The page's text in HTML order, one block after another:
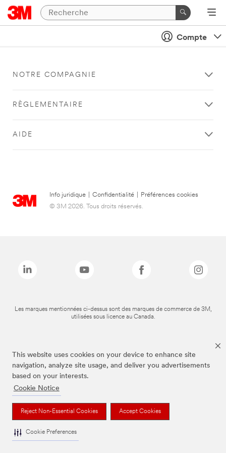
This website uses cookies on your device to enhance site
navigation, analyze site usage, and deliver you advertisements
based on your interests.
Cookie Notice
Reject Non-Essential Cookies Accept Cookies
Cookie Preferences
Compte
NOTRE COMPAGNIE
RÈGLEMENTAIRE
AIDE
Info juridique Confidentialité
Préférences cookies
© 3M 2026. Tous droits réservés.
Les marques mentionnées ci-dessus sont des marques de commerce de 3M,
utilisées sous licence au Canada.